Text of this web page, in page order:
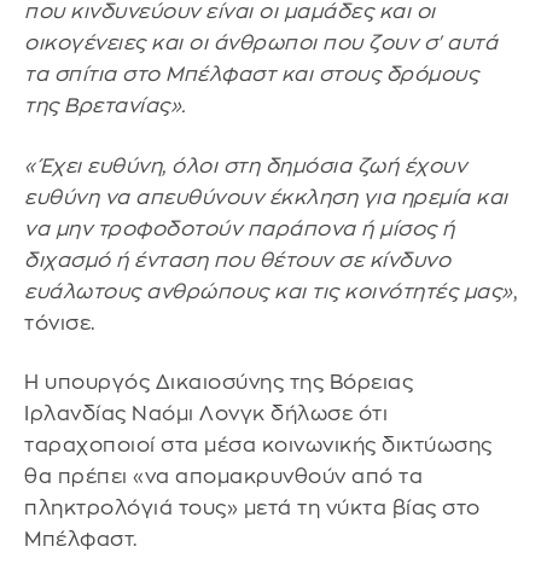
που κινδυνεύουν είναι οι μαμάδες και οι
οικογένειες και οι άνθρωποι που ζουν σ' αυτά
τα σπίτια στο Μπέλφαστ και στους δρόμους
της Βρετανίας».
«Έχει ευθύνη, όλοι στη δημόσια ζωή έχουν
ευθύνη να απευθύνουν έκκληση για ηρεμία και
να μην τροφοδοτούν παράπονα ή μίσος ή
διχασμό ή ένταση που θέτουν σε κίνδυνο
ευάλωτους ανθρώπους και τις κοινότητές μας»,
τόνισε.
Η υπουργός Δικαιοσύνης της Βόρειας
Ιρλανδίας Ναόμι Λονγκ δήλωσε ότι
ταραχοποιοί στα μέσα κοινωνικής δικτύωσης
θα πρέπει «να απομακρυνθούν από τα
πληκτρολόγιά τους» μετά τη νύκτα βίας στο
Μπέλφαστ.